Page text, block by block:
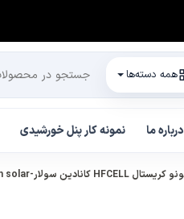
همه دسته‌ها
درباره ما نمونه کار پنل خورشیدی